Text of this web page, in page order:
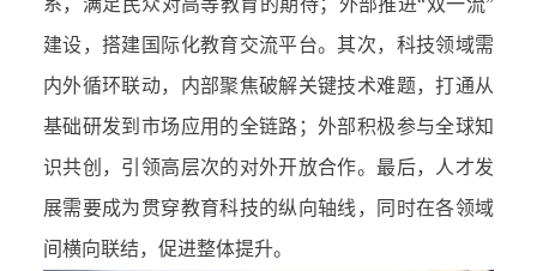
建设，搭建国际化教育交流平台。其次，科技领域需
内外循环联动，内部聚焦破解关键技术难题，打通从
基础研发到市场应用的全链路；外部积极参与全球知
识共创，引领高层次的对外开放合作。最后，人才发
展需要成为贯穿教育科技的纵向轴线，同时在各领域
间横向联结，促进整体提升。